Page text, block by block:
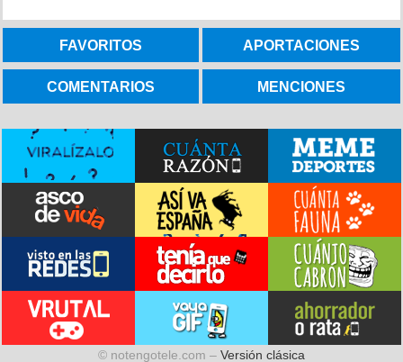
FAVORITOS APORTACIONES
COMENTARIOS MENCIONES
© notengotele.com – Versión clásica